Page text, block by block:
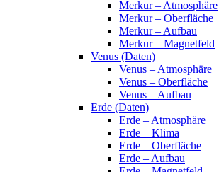
Merkur – Atmosphäre
Merkur – Oberfläche
Merkur – Aufbau
Merkur – Magnetfeld
Venus (Daten)
Venus – Atmosphäre
Venus – Oberfläche
Venus – Aufbau
Erde (Daten)
Erde – Atmosphäre
Erde – Klima
Erde – Oberfläche
Erde – Aufbau